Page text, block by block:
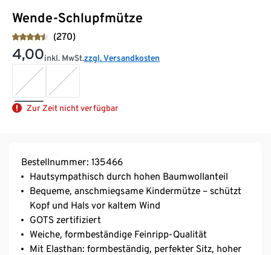
Wende-Schlupfmütze
(270)
4,00inkl. MwSt.zzgl. Versandkosten
Zur Zeit nicht verfügbar
Bestellnummer: 135466
Hautsympathisch durch hohen Baumwollanteil
Bequeme, anschmiegsame Kindermütze – schützt
Kopf und Hals vor kaltem Wind
GOTS zertifiziert
Weiche, formbeständige Feinripp-Qualität
Mit Elasthan: formbeständig, perfekter Sitz, hoher